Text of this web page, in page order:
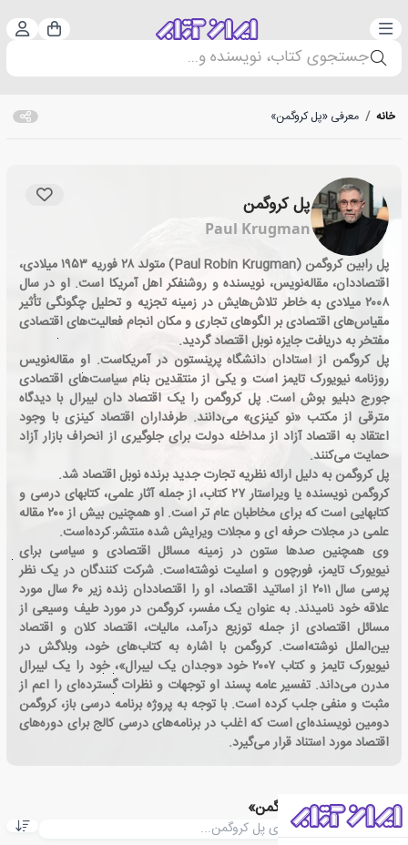
دسته‌بندی سبد
جستجوی کتاب، نویسنده و...
خانه / معرفی «پل کروگمن»
پل کروگمن
Paul Krugman
پل رابین کروگمن (Paul Robin Krugman) متولد ۲۸ فوریه ۱۹۵۳ میلادی،
اقتصاددان، مقاله‌نویس، نویسنده و روشنفکر اهل آمریکا است. او در سال
۲۰۰۸ میلادی به خاطر تلاش‌هایش در زمینه تجزیه و تحلیل چگونگی تأثیر
مقیاس‌های اقتصادی بر الگوهای تجاری و مکان انجام فعالیت‌های اقتصادی
مفتخر به دریافت جایزه نوبل اقتصاد گردید.
پل کروگمن از استادان دانشگاه پرینستون در آمریکاست. او مقاله‌نویس
روزنامه نیویورک تایمز است و یکی از منتقدین بنام سیاست‌های اقتصادی
جورج دبلیو بوش است. پل کروگمن را یک اقتصاد دان لیبرال با دیدگاه
مترقی از مکتب «نو کینزی» می‌دانند. طرفداران اقتصاد کینزی با وجود
اعتقاد به اقتصاد آزاد از مداخله دولت برای جلوگیری از انحراف بازار آزاد
حمایت می‌کنند.
پل کروگمن به دلیل ارائه نظریه تجارت جدید برنده نوبل اقتصاد شد.
کروگمن نویسنده یا ویراستار ۲۷ کتاب، از جمله آثار علمی، کتابهای درسی و
کتابهایی است که برای مخاطبان عام تر است. او همچنین بیش از ۲۰۰ مقاله
علمی در مجلات حرفه ای و مجلات ویرایش شده منتشر کرده‌است.
وی همچنین صدها ستون در زمینه مسائل اقتصادی و سیاسی برای
نیویورک تایمز، فورچون و اسلیت نوشته‌است. شرکت کنندگان در یک نظر
پرسی سال ۲۰۱۱ از اساتید اقتصاد، او را اقتصاددان زنده زیر ۶۰ سال مورد
علاقه خود نامیدند. به عنوان یک مفسر، کروگمن در مورد طیف وسیعی از
مسائل اقتصادی از جمله توزیع درآمد، مالیات، اقتصاد کلان و اقتصاد
بین‌الملل نوشته‌است. کروگمن با اشاره به کتاب‌های خود، وبلاگش در
نیویورک تایمز و کتاب ۲۰۰۷ خود «وجدان یک لیبرال»، خود را یک لیبرال
مدرن می‌داند. تفسیر عامه پسند او توجهات و نظرات گسترده‌ای را اعم از
مثبت و منفی جلب کرده است. با توجه به پروژه برنامه درسی باز، کروگمن
دومین نویسنده‌ای است که اغلب در برنامه‌های درسی کالج برای دوره‌های
اقتصاد مورد استناد قرار می‌گیرد.
کتاب های «پل کروگمن»